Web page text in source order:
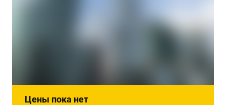
Цены пока нет